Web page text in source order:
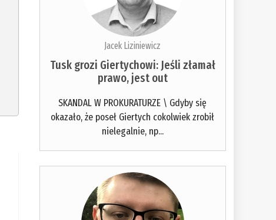
Jacek Liziniewicz
Tusk grozi Giertychowi: Jeśli złamał
prawo, jest out
SKANDAL W PROKURATURZE \ Gdyby się
okazało, że poseł Giertych cokolwiek zrobił
nielegalnie, np...